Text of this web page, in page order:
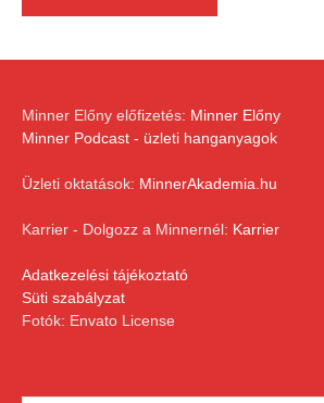
Minner Előny előfizetés: Minner Előny
Minner Podcast - üzleti hanganyagok
Üzleti oktatások: MinnerAkademia.hu
Karrier - Dolgozz a Minnernél: Karrier
Adatkezelési tájékoztató
Süti szabályzat
Fotók: Envato License